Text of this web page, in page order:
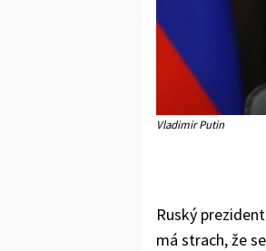
Vladimir Putin
Ruský
má strach, že